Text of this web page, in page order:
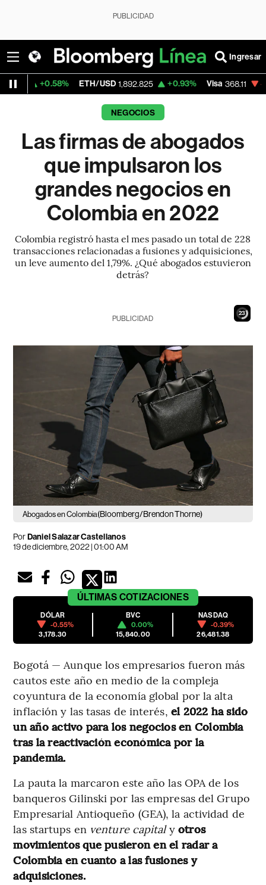
PUBLICIDAD
Ingresar
ETH/USD 1,892.825 +0.93% Visa 368.11 -0.40%
NEGOCIOS
Las firmas de abogados
que impulsaron los
grandes negocios en
Colombia en 2022
Colombia registró hasta el mes pasado un total de 228
transacciones relacionadas a fusiones y adquisiciones,
un leve aumento del 1,79%. ¿Qué abogados estuvieron
detrás?
21
PUBLICIDAD
Abogados en Colombia(Bloomberg/Brendon Thorne)
PorDaniel Salazar Castellanos
19 de diciembre, 2022 | 01:00 AM
ÚLTIMAS COTIZACIONES
DÓLAR
-0.55%
3,178.30
BVC
0.00%
15,840.00
NASDAQ
-0.39%
26,481.38
Bogotá — Aunque los empresarios fueron más
cautos este año en medio de la compleja
coyuntura de la economía global por la alta
inflación y las tasas de interés, el 2022 ha sido
un año activo para los negocios en Colombia
tras la reactivación económica por la
pandemia.
La pauta la marcaron este año las OPA de los
banqueros Gilinski por las empresas del Grupo
Empresarial Antioqueño (GEA), la actividad de
las startups en venture capitaly otros
movimientos que pusieron en el radar a
Colombia en cuanto a las fusiones y
adquisiciones.